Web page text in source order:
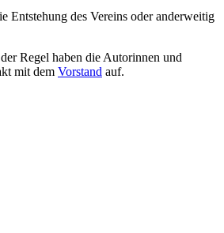
Entstehung des Vereins oder anderweitig
Regel haben die Autorinnen und
mit dem Vorstand auf.